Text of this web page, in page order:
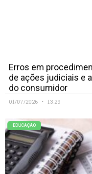
Erros em
de ações judiciais e
do consumidor
01/07/2026 13:29
EDUCAÇÃO